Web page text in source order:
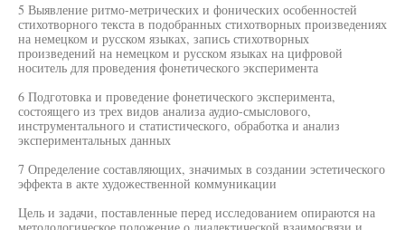
5 Выявление ритмо-метрических и фонических особенностей
стихотворного текста в подобранных стихотворных произведениях
на немецком и русском языках, запись стихотворных
произведений на немецком и русском языках на цифровой
носитель для проведения фонетического эксперимента
6 Подготовка и проведение фонетического эксперимента,
состоящего из трех видов анализа аудио-смыслового,
инструментального и статистического, обработка и анализ
экспериментальных данных
7 Определение составляющих, значимых в создании эстетического
эффекта в акте художественной коммуникации
Цель и задачи, поставленные перед исследованием опираются на